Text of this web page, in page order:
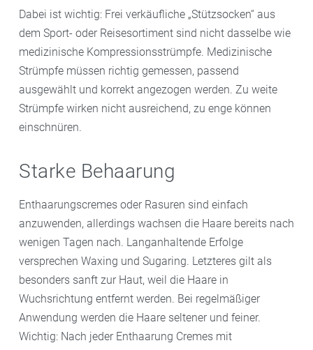
Dabei ist wichtig: Frei verkäufliche „Stützsocken“ aus
dem Sport- oder Reisesortiment sind nicht dasselbe wie
medizinische Kompressionsstrümpfe. Medizinische
Strümpfe müssen richtig gemessen, passend
ausgewählt und korrekt angezogen werden. Zu weite
Strümpfe wirken nicht ausreichend, zu enge können
einschnüren.
Starke Behaarung
Enthaarungscremes oder Rasuren sind einfach
anzuwenden, allerdings wachsen die Haare bereits nach
wenigen Tagen nach. Langanhaltende Erfolge
versprechen Waxing und Sugaring. Letzteres gilt als
besonders sanft zur Haut, weil die Haare in
Wuchsrichtung entfernt werden. Bei regelmäßiger
Anwendung werden die Haare seltener und feiner.
Wichtig: Nach jeder Enthaarung Cremes mit